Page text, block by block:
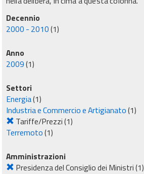
Decennio
2000 - 2010(1)
Anno
2009(1)
Settori
Energia(1)
Industria e Commercio e Artigianato(1)
Tariffe/Prezzi(1)
Terremoto(1)
Amministrazioni
Presidenza del Consiglio dei Ministri(1)